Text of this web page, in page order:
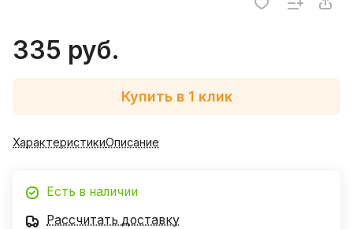
335 руб.
Купить в 1 клик
ХарактеристикиОписание
Есть в наличии
Рассчитать доставку